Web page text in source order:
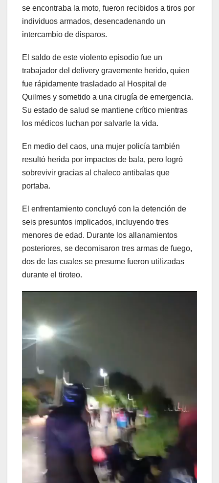
se encontraba la moto, fueron recibidos a tiros por
individuos armados, desencadenando un
intercambio de disparos.
El saldo de este violento episodio fue un
trabajador del delivery gravemente herido, quien
fue rápidamente trasladado al Hospital de
Quilmes y sometido a una cirugía de emergencia.
Su estado de salud se mantiene crítico mientras
los médicos luchan por salvarle la vida.
En medio del caos, una mujer policía también
resultó herida por impactos de bala, pero logró
sobrevivir gracias al chaleco antibalas que
portaba.
El enfrentamiento concluyó con la detención de
seis presuntos implicados, incluyendo tres
menores de edad. Durante los allanamientos
posteriores, se decomisaron tres armas de fuego,
dos de las cuales se presume fueron utilizadas
durante el tiroteo.